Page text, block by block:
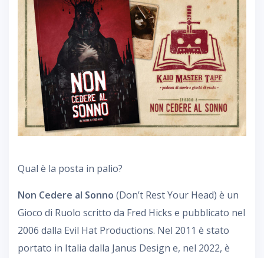
Qual è la posta in palio?
Non Cedere al Sonno (Don’t Rest Your Head) è un
Gioco di Ruolo scritto da Fred Hicks e pubblicato nel
2006 dalla Evil Hat Productions. Nel 2011 è stato
portato in Italia dalla Janus Design e, nel 2022, è